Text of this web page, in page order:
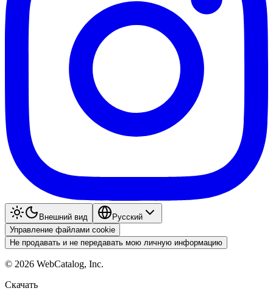
Внешний вид
Pyccкий
Управление файлами cookie
Не продавать и не передавать мою личную информацию
© 2026 WebCatalog, Inc.
Скачать